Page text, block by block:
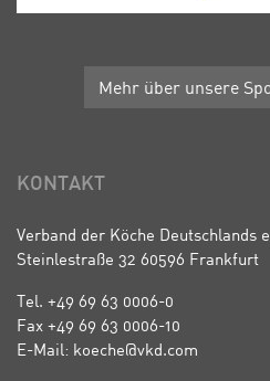
Mehr über unsere
KONTAKT
Verband der Köche Deutschlands
Steinlestraße 32 60596 Frankfurt
Tel. +49 69 63 0006-0
Fax +49 69 63 0006-10
E-Mail: koeche@vkd.com